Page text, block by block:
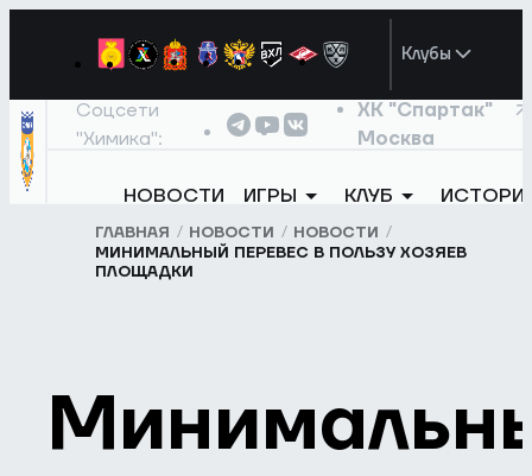
Клубы
Соцсети
"Химика":
ХК "Спартак"
Москва
НОВОСТИ ИГРЫ КЛУБ
ГЛАВНАЯ НОВОСТИ
НОВОСТИ
МИНИМАЛЬНЫЙ ПЕРЕВЕС В ПОЛЬЗУ ХОЗЯЕВ
ПЛОЩАДКИ